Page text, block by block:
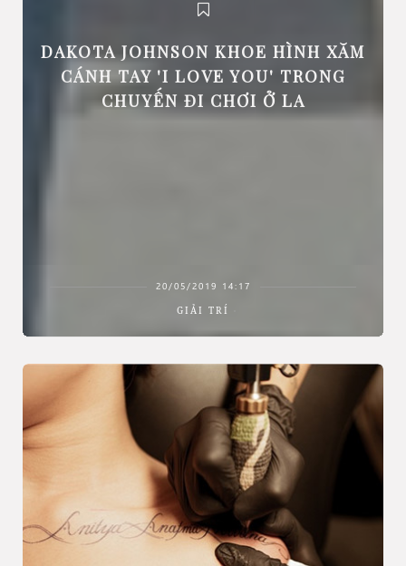
DAKOTA JOHNSON KHOE HÌNH XĂM
CÁNH TAY 'I LOVE YOU' TRONG
CHUYẾN ĐI CHƠI Ở LA
20/05/2019 14:17
GIẢI TRÍ